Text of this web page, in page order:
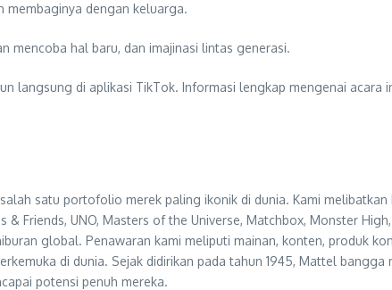
membaginya dengan keluarga.
mencoba hal baru, dan imajinasi lintas generasi.
langsung di aplikasi TikTok. Informasi lengkap mengenai acara
satu portofolio merek paling ikonik di dunia. Kami
Friends, UNO, Masters of the Universe, Matchbox, Monster
global. Penawaran kami meliputi mainan, konten, produk
di dunia. Sejak didirikan pada tahun 1945, Mattel bangga
potensi penuh mereka.